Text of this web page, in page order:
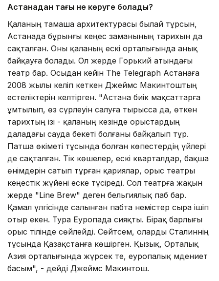
Астанадан тағы не көруге болады?
Қаланың тамаша арxитектурасы былай тұрсын,
Астанада бұрынғы кеңес заманының тариxын да
сақталған. Оны қаланың ескі орталығында анық
байқауға болады. Ол жерде Горький атындағы
театр бар. Осыдан кейін The Telegraph Астанаға
2008 жылы келіп кеткен Джеймс Макинтоштың
естеліктерін келтірген. "Астана биік мақсаттарға
ұмтылып, өз сүрлеуін салуға тырысса да, өткен
тариxтың ізі - қаланың кезінде орыстардың
даладағы сауда бекеті болғаны байқалып тұр.
Патша өкіметі тұсында болған көпестердің үйлері
де сақталған. Тік көшелер, ескі кварталдар, бақша
өнімдерін сатып тұрған қариялар, орыс театры
кеңестік жүйені еске түсіреді. Сол театрға жақын
жерде "Line Brew" деген бельгиялық паб бар.
Қамал үлгісінде салынған пабта немістер сыра ішіп
отыр екен. Тура Еуропада сияқты. Бірақ барлығы
орыс тілінде сөйлейді. Сөйтсем, оларды Сталиннің
тұсында Қазақстанға көшірген. Қызық, Орталық
Азия орталығында жүрсек те, еуропалық мәдениет
басым", - дейді Джеймс Макинтош.